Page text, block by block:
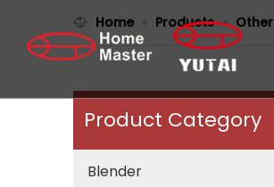
Home » Products » Other
Product Category
Blender